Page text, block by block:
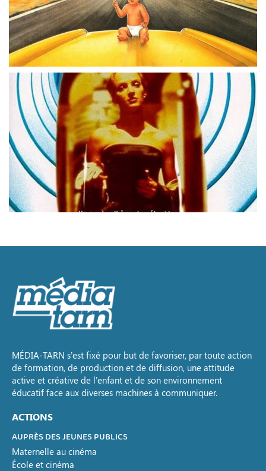
MÉDIA-TARN s’est fixé pour but de favoriser, par toute action
de formation, de production et de diffusion, une attitude
active et créative de l’enfant et de son environnement
éducatif face aux diverses machines à communiquer.
ACTIONS
AUPRÈS DES JEUNES PUBLICS
Maternelle au cinéma
École et cinéma